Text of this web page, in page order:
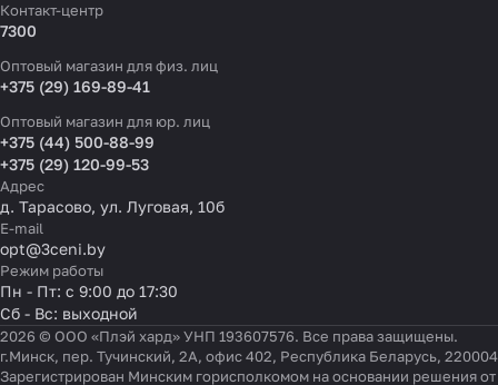
Контакт-центр
7300
Оптовый магазин для физ. лиц
+375 (29) 169-89-41
Оптовый магазин для юр. лиц
+375 (44) 500-88-99
+375 (29) 120-99-53
Адрес
д. Тарасово, ул. Луговая, 10б
E-mail
opt@3ceni.by
Режим работы
Пн - Пт: с 9:00 до 17:30
Сб - Вс: выходной
2026 © ООО «Плэй хард» УНП 193607576. Все права защищены.
г.Минск, пер. Тучинский, 2А, офис 402, Республика Беларусь, 220004
Зарегистрирован Минским горисполкомом на основании решения от